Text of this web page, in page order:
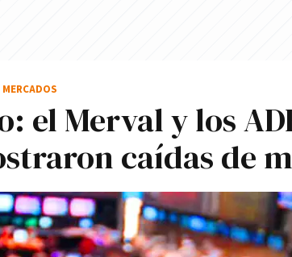
el Merval y los
caídas de
MERCADOS